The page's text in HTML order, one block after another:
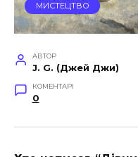
МИСТЕЦТВО
АВТОР
J. G. (Джей Джи)
КОМЕНТАРІ
0